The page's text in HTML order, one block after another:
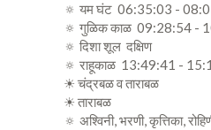
🔅 यम घंट 06:35:03 -
🔅 गुळिक काळ 09:28:54 -
🔅 दिशा शूल दक्षिण
🔅 राहूकाळ 13:49:41 -
☀ चंद्रबळ व ताराबळ
☀ ताराबळ
🔅 अश्विनी, भरणी, कृत्तिका,